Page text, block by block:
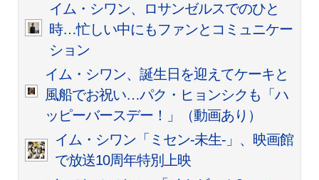
イム・シワン、ロサンゼルスでのひと
時…忙しい中にもファンとコミュニケー
ション
イム・シワン、誕生日を迎えてケーキと
風船でお祝い…パク・ヒョンシクも「ハ
ッピーバースデー！」（動画あり）
イム・シワン「ミセン-未生-」、映画館
で放送10周年特別上映